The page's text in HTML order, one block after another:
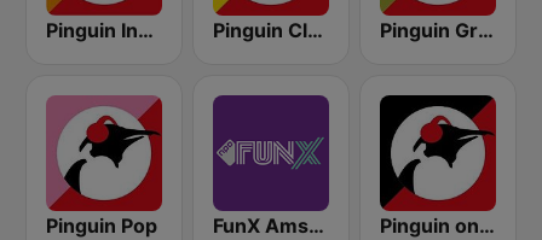
Pinguin Indie Pinguin Classics Pinguin Grooves
Pinguin Pop FunX Amsterdam Pinguin on the Rocks